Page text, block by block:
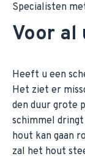
Specialisten
Voor al
Heeft u een
Het ziet er
den duur grote
schimmel
hout kan gaan
zal het hout